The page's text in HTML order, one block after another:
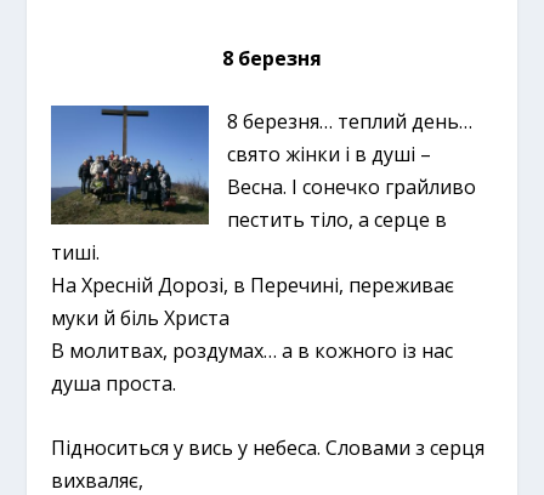
8 березня
8 березня… теплий день…
свято жінки і в душі –
Весна. І сонечко грайливо
пестить тіло, а серце в
тиші.
На Хресній Дорозі, в Перечині, переживає
муки й біль Христа
В молитвах, роздумах… а в кожного із нас
душа проста.
Підноситься у вись у небеса. Словами з серця
вихваляє,